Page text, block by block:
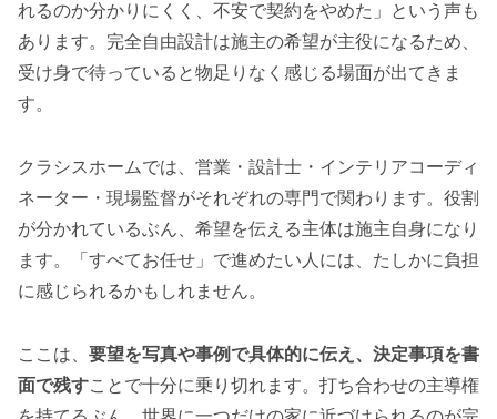
れるのか分かりにくく、不安で契約をやめた」という声も
あります。完全自由設計は施主の希望が主役になるため、
受け身で待っていると物足りなく感じる場面が出てきま
す。
クラシスホームでは、営業・設計士・インテリアコーディ
ネーター・現場監督がそれぞれの専門で関わります。役割
が分かれているぶん、希望を伝える主体は施主自身になり
ます。「すべてお任せ」で進めたい人には、たしかに負担
に感じられるかもしれません。
ここは、 要望を写真や事例で具体的に伝え、決定事項を書
面で残すことで十分に乗り切れます。打ち合わせの主導権